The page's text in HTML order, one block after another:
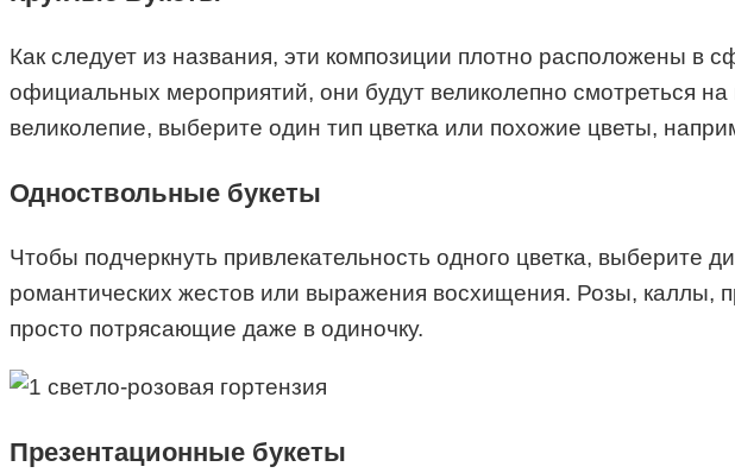
Как следует из названия, эти композиции плотно расположены
официальных мероприятий, они будут великолепно смотреться
великолепие, выберите один тип цветка или похожие цветы,
Одноствольные букеты
Чтобы подчеркнуть привлекательность одного цветка,
романтических жестов или выражения восхищения. Розы, каллы,
просто потрясающие даже в одиночку.
Презентационные букеты